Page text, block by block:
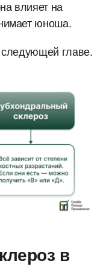
влияет на
юноша.
следующей главе.
в